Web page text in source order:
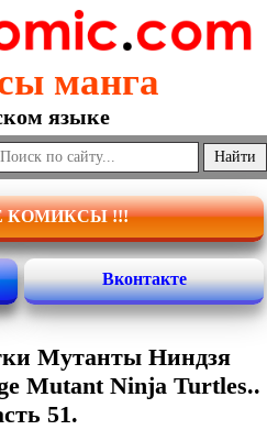
манга
языке
КОМИКСЫ !!!
Вконтакте
Мутанты Ниндзя
Mutant Ninja Turtles..
51.